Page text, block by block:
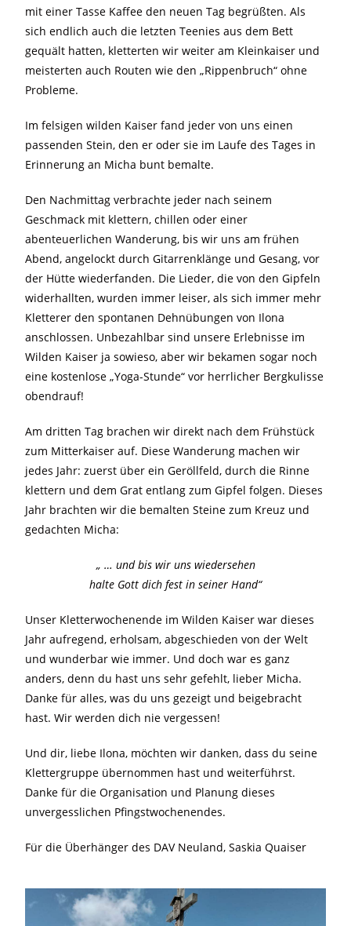
mit einer Tasse Kaffee den neuen Tag begrüßten. Als
sich endlich auch die letzten Teenies aus dem Bett
gequält hatten, kletterten wir weiter am Kleinkaiser und
meisterten auch Routen wie den „Rippenbruch“ ohne
Probleme.
Im felsigen wilden Kaiser fand jeder von uns einen
passenden Stein, den er oder sie im Laufe des Tages in
Erinnerung an Micha bunt bemalte.
Den Nachmittag verbrachte jeder nach seinem
Geschmack mit klettern, chillen oder einer
abenteuerlichen Wanderung, bis wir uns am frühen
Abend, angelockt durch Gitarrenklänge und Gesang, vor
der Hütte wiederfanden. Die Lieder, die von den Gipfeln
widerhallten, wurden immer leiser, als sich immer mehr
Kletterer den spontanen Dehnübungen von Ilona
anschlossen. Unbezahlbar sind unsere Erlebnisse im
Wilden Kaiser ja sowieso, aber wir bekamen sogar noch
eine kostenlose „Yoga-Stunde“ vor herrlicher Bergkulisse
obendrauf!
Am dritten Tag brachen wir direkt nach dem Frühstück
zum Mitterkaiser auf. Diese Wanderung machen wir
jedes Jahr: zuerst über ein Geröllfeld, durch die Rinne
klettern und dem Grat entlang zum Gipfel folgen. Dieses
Jahr brachten wir die bemalten Steine zum Kreuz und
gedachten Micha:
„ … und bis wir uns wiedersehen
halte Gott dich fest in seiner Hand“
Unser Kletterwochenende im Wilden Kaiser war dieses
Jahr aufregend, erholsam, abgeschieden von der Welt
und wunderbar wie immer. Und doch war es ganz
anders, denn du hast uns sehr gefehlt, lieber Micha.
Danke für alles, was du uns gezeigt und beigebracht
hast. Wir werden dich nie vergessen!
Und dir, liebe Ilona, möchten wir danken, dass du seine
Klettergruppe übernommen hast und weiterführst.
Danke für die Organisation und Planung dieses
unvergesslichen Pfingstwochenendes.
Für die Überhänger des DAV Neuland, Saskia Quaiser